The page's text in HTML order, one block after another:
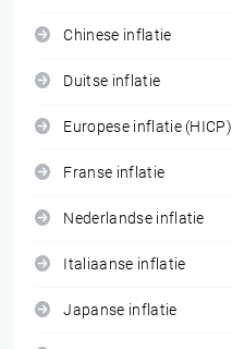
Chinese inflatie
Duitse inflatie
Europese inflatie (HICP)
Franse inflatie
Nederlandse inflatie
Italiaanse inflatie
Japanse inflatie